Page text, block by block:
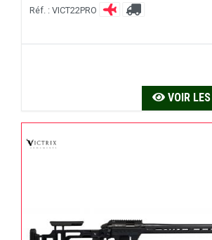
Réf. : VICT22PRO
VOIR LES